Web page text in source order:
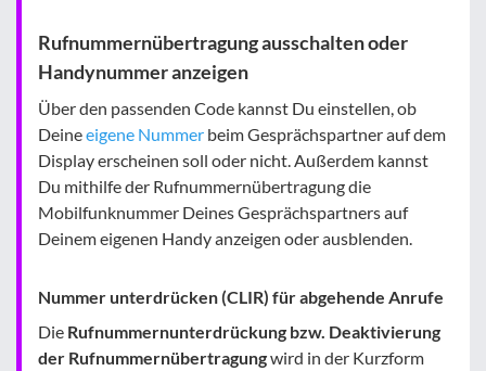
Rufnummernübertragung ausschalten oder
Handynummer anzeigen
Über den passenden Code kannst Du einstellen, ob
Deineeigene Nummer beim Gesprächspartner auf dem
Display erscheinen soll oder nicht. Außerdem kannst
Du mithilfe der Rufnummernübertragung die
Mobilfunknummer Deines Gesprächspartners auf
Deinem eigenen Handy anzeigen oder ausblenden.
Nummer unterdrücken (CLIR) für abgehende Anrufe
Die Rufnummernunterdrückung bzw. Deaktivierung
der Rufnummernübertragungwird in der Kurzform